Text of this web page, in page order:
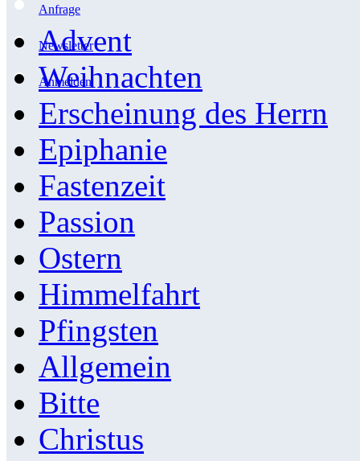
Anfrage
Newsletter
Anmelden
Advent
Weihnachten
Erscheinung des Herrn
Epiphanie
Fastenzeit
Passion
Ostern
Himmelfahrt
Pfingsten
Allgemein
Bitte
Christus